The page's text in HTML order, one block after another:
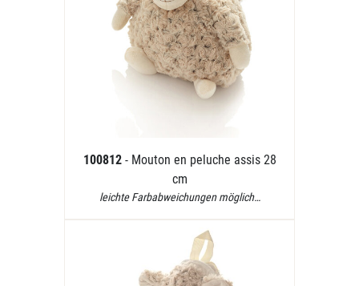
100812 - Mouton en peluche assis 28
cm
leichte Farbabweichungen möglich…